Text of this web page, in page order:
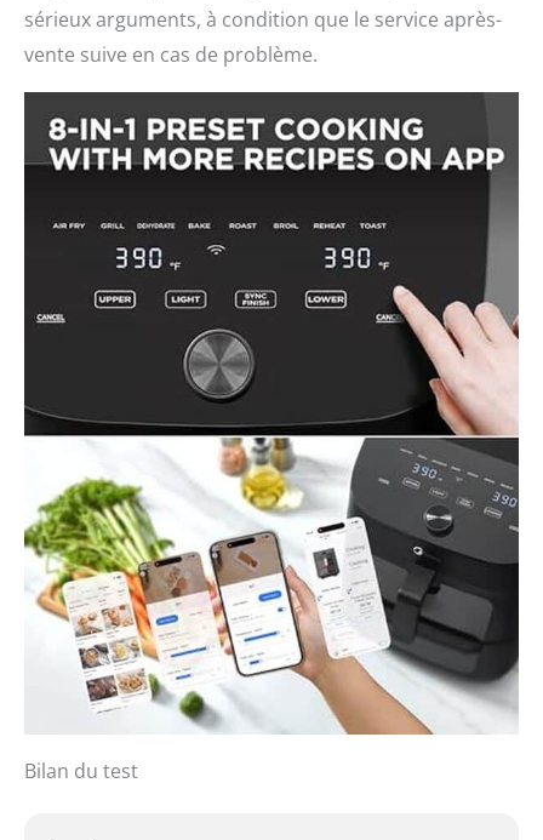
sérieux arguments, à condition que le service après-
vente suive en cas de problème.
Bilan du test